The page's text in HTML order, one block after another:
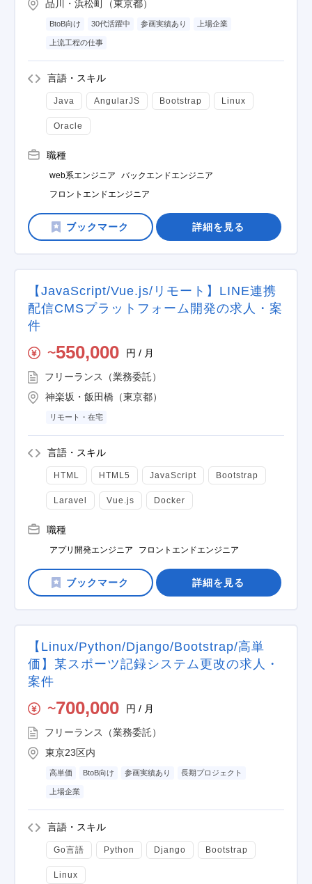
品川・浜松町（東京都）
BtoB向け 30代活躍中 参画実績あり 上場企業
上流工程の仕事
言語・スキル
Java AngularJS Bootstrap Linux
Oracle
職種
web系エンジニア
バックエンドエンジニア
フロントエンドエンジニア
詳細を見る
【JavaScript/Vue.js/リモート】LINE連携
配信CMSプラットフォーム開発の求人・案
件
〜550,000 円 / 月
フリーランス（業務委託）
神楽坂・飯田橋（東京都）
リモート・在宅
言語・スキル
HTML HTML5 JavaScript Bootstrap
Laravel Vue.js Docker
職種
アプリ開発エンジニア フロントエンドエンジニア
詳細を見る
【Linux/Python/Django/Bootstrap/高単
価】某スポーツ記録システム更改の求人・
案件
〜700,000 円 / 月
フリーランス（業務委託）
東京23区内
高単価 BtoB向け 参画実績あり 長期プロジェクト
上場企業
言語・スキル
Go言語 Python Django Bootstrap
Linux